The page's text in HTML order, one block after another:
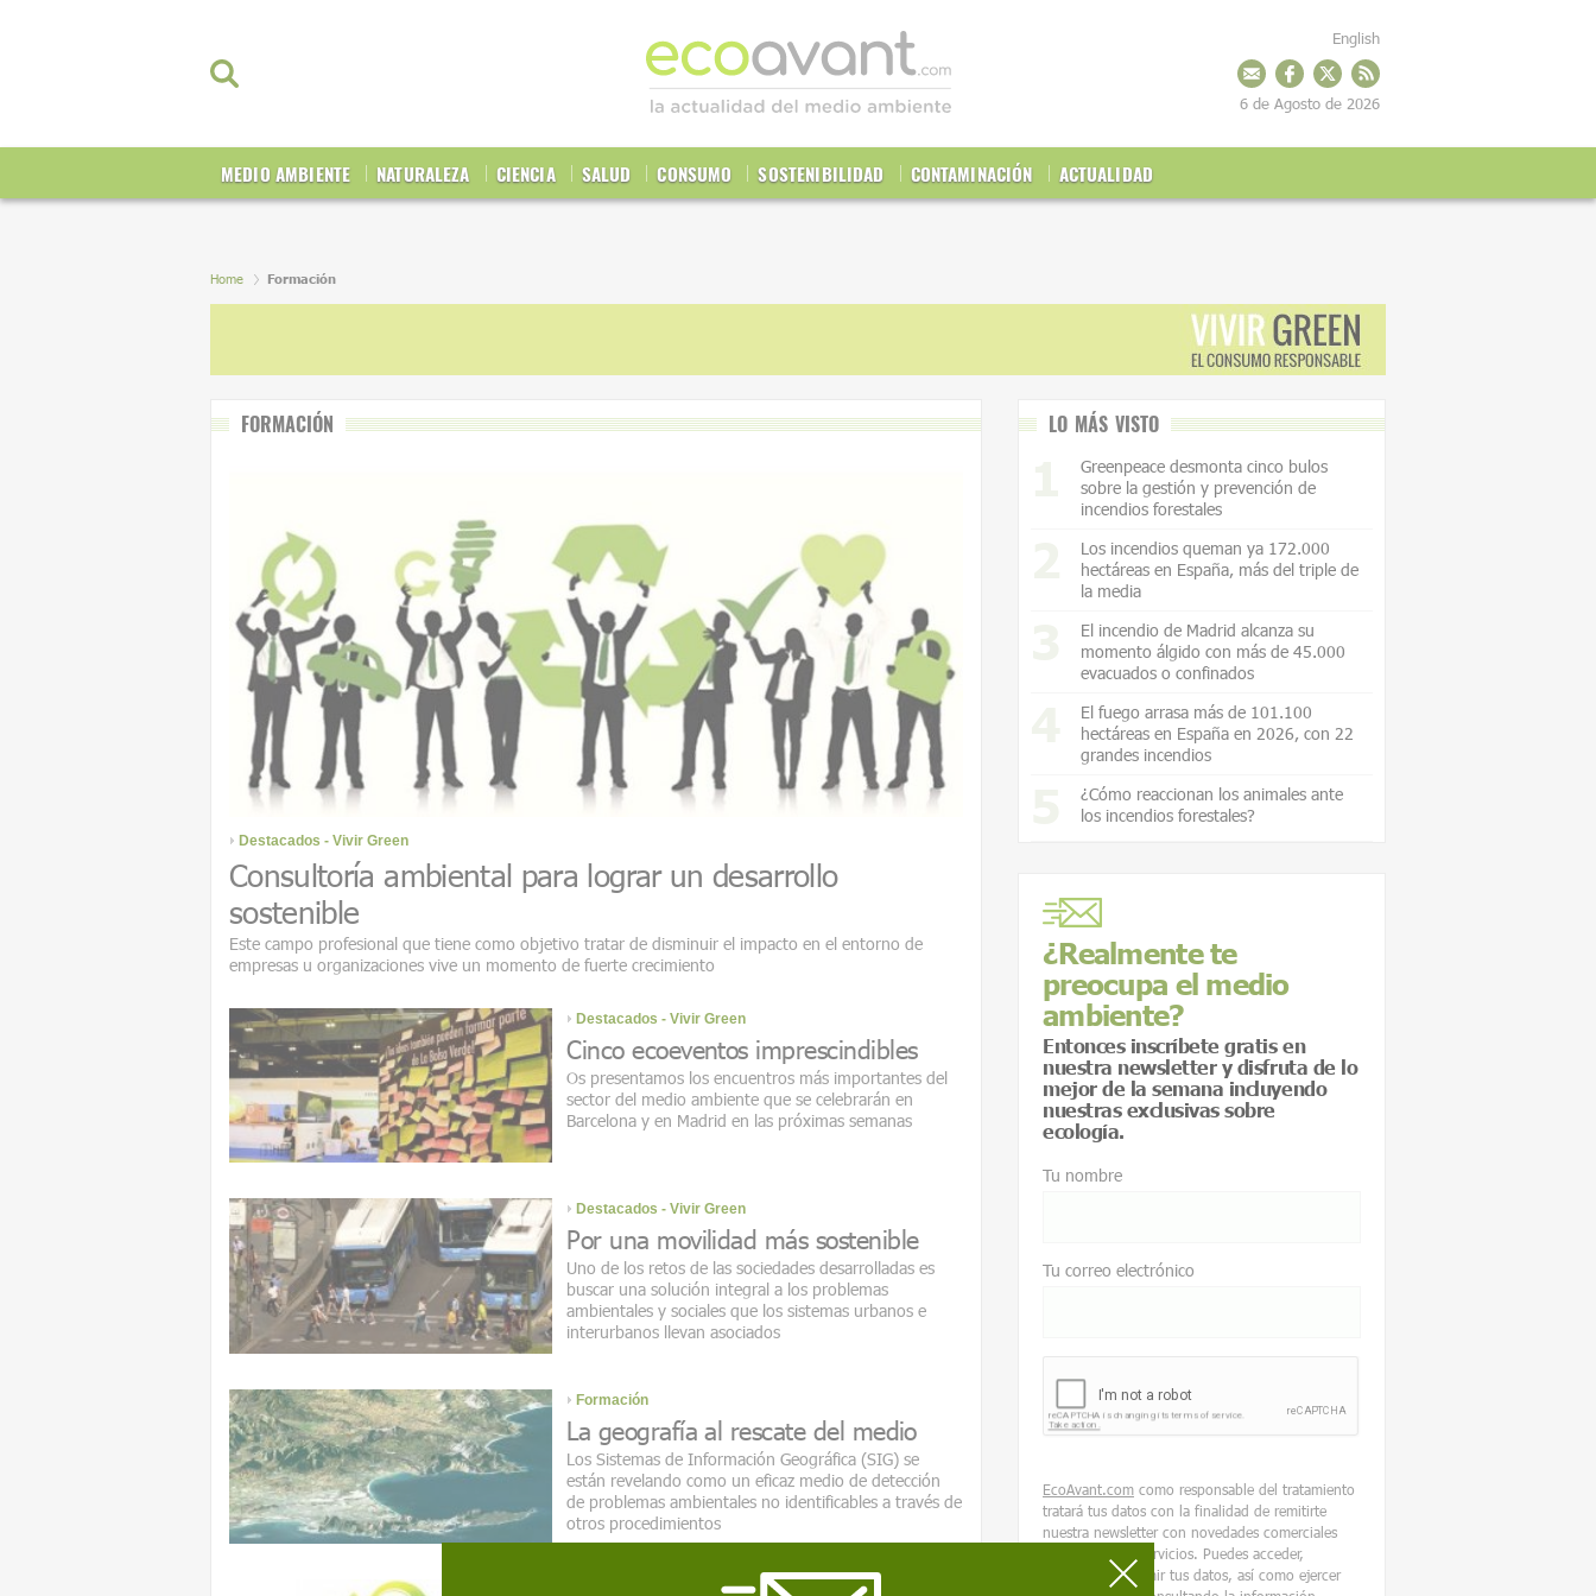
MEDIO AMBIENTE NATURALEZA CIENCIA SALUD CONSUMO SOSTENIBILIDAD CONTAMINACIÓN ACTUALIDAD
English
6 de Agosto de 2026
Home Formación
FORMACIÓN
Destacados - Vivir Green
Consultoría ambiental para lograr un desarrollo
sostenible
Este campo profesional que tiene como objetivo tratar de disminuir el impacto en el entorno de
empresas u organizaciones vive un momento de fuerte crecimiento
Destacados - Vivir Green
Cinco ecoeventos imprescindibles
Os presentamos los encuentros más importantes del
sector del medio ambiente que se celebrarán en
Barcelona y en Madrid en las próximas semanas
Destacados - Vivir Green
Por una movilidad más sostenible
Uno de los retos de las sociedades desarrolladas es
buscar una solución integral a los problemas
ambientales y sociales que los sistemas urbanos e
interurbanos llevan asociados
Formación
La geografía al rescate del medio
Los Sistemas de Información Geográfica (SIG) se
están revelando como un eficaz medio de detección
de problemas ambientales no identificables a través de
otros procedimientos
Destacados - Vivir Green
LO MÁS VISTO
Greenpeace desmonta cinco bulos
sobre la gestión y prevención de
incendios forestales
Los incendios queman ya 172.000
hectáreas en España, más del triple de
la media
El incendio de Madrid alcanza su
momento álgido con más de 45.000
evacuados o confinados
El fuego arrasa más de 101.100
hectáreas en España en 2026, con 22
grandes incendios
¿Cómo reaccionan los animales ante
los incendios forestales?
¿Realmente te
preocupa el medio
ambiente?
Entonces inscríbete gratis en
nuestra newsletter y disfruta de lo
mejor de la semana incluyendo
nuestras exclusivas sobre
ecología.
Tu nombre
Tu correo electrónico
EcoAvant.com como responsable del tratamiento
tratará tus datos con la finalidad de remitirte
nuestra newsletter con novedades comerciales
sobre nuestros servicios. Puedes acceder,
rectificar y suprimir tus datos, así como ejercer